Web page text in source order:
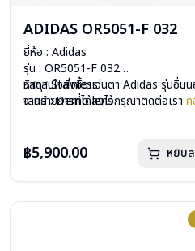
ADIDAS OR5051-F 032
ยี่ห้อ : Adidas
รุ่น : OR5051-F 032
วัสดุ : Stainless
เลนส์ : Demo lens
อุปกรณ์ : กล่อง, ผ้าเช็ดแว่น
หากสนใจสั่งชื้อแว่นตา Adidas รุ่นอื่น
จากรายการที่ได้ลงไว้กรุณาติดต่อเรา
฿5,900.00 หยิบ